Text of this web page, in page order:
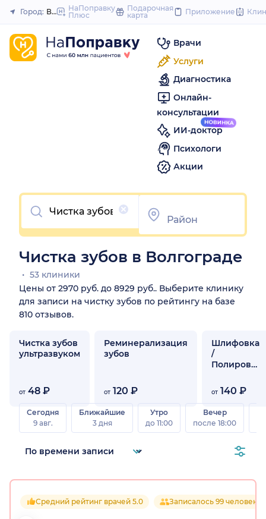
to
Закрыть
Город: ВолгоградНаПоправку
Плюс
Подарочная
карта
Приложение
Врачи
Услуги
Диагностика
Онлайн-
консультации
ИИ-доктор
Психологи
Акции
Очистить
Чистка зубов в Волгограде
53 клиники
Цены от 2970 руб. до 8929 руб.. Выберите клинику
для записи на чистку зубов по рейтингу на базе
810 отзывов.
Чистка зубов
ультразвуком
от 48 ₽
Реминерализация
зубов
от 120 ₽
Шлифовка
/
Полировка
от 140 ₽
Сегодня
9 авг.
Ближайшие
3 дня
Утро
до 11:00
Вечер
после 18:00
Средний рейтинг врачей 5.0 Записалось 99 человек